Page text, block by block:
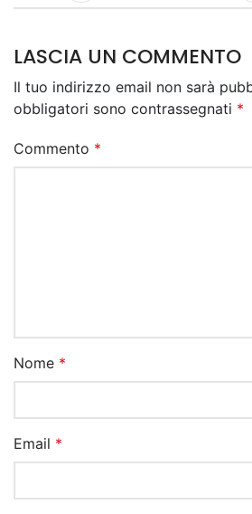
LASCIA UN COMMENTO
Il tuo indirizzo email non sarà
obbligatori sono contrassegnati *
Commento *
Nome *
Email *